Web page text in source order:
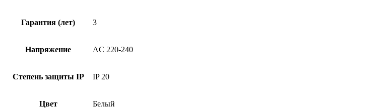
Гарантия (лет) 3
Напряжение AC 220-240
Степень защиты IP IP 20
Цвет Белый